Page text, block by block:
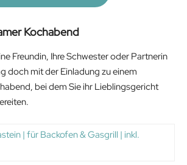
Kochabend
Freundin, Ihre Schwester oder Partnerin
doch mit der Einladung zu einem
bei dem Sie ihr Lieblingsgericht